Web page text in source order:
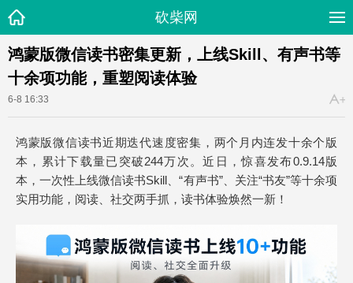
砍柴网
鸿蒙版微信读书密集更新，上线Skill、有声书等
十余项功能，重塑阅读体验
6-8 16:33
鸿蒙版微信读书近期迭代速度密集，两个月内连发十余个版
本，累计下载量已突破244万次。近日，惊喜发布0.9.14版
本，一次性上线微信读书Skill、“有声书”、关注“书友”等十余项
实用功能，阅读、社交两手抓，读书体验焕然一新！